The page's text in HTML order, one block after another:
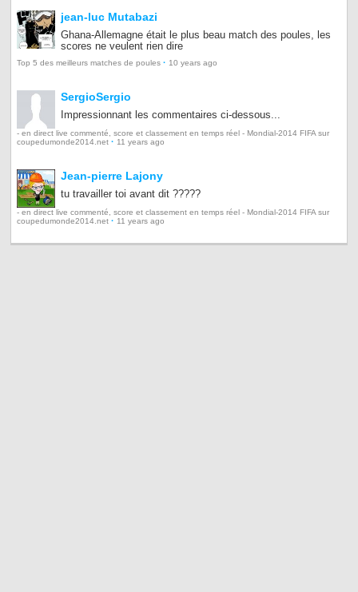
jean-luc Mutabazi
Ghana-Allemagne était le plus beau match des poules, les
scores ne veulent rien dire
Top 5 des meilleurs matches de poules · 10 years ago
SergioSergio
Impressionnant les commentaires ci-dessous...
- en direct live commenté, score et classement en temps réel - Mondial-2014 FIFA sur
coupedumonde2014.net · 11 years ago
Jean-pierre Lajony
tu travailler toi avant dit ?????
- en direct live commenté, score et classement en temps réel - Mondial-2014 FIFA sur
coupedumonde2014.net · 11 years ago